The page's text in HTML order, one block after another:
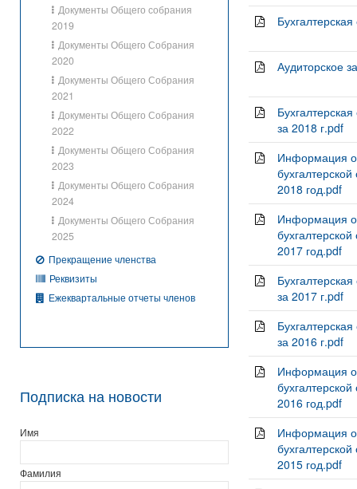
Аудиторское
за 2018 г.pdf
Информация о
2018 год.pdf
Информация о
2017 год.pdf
за 2017 г.pdf
за 2016 г.pdf
Информация о
2016 год.pdf
Информация о
2015 год.pdf
Документы Общего собрания
2019
Документы Общего Собрания
2020
Документы Общего Собрания
2021
Документы Общего Собрания
2022
Документы Общего Собрания
2023
Документы Общего Собрания
2024
Документы Общего Собрания
2025
Прекращение членства
Реквизиты
Ежеквартальные отчеты членов
Подписка на новости
Имя
Фамилия